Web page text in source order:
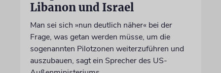
Libanon und Israel
Man sei sich »nun deutlich näher« bei der
Frage, was getan werden müsse, um die
sogenannten Pilotzonen weiterzuführen und
auszubauen, sagt ein Sprecher des US-